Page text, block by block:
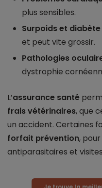
plus sensibles.
Surpoids et diabète
et peut vite grossir.
Pathologies
dystrophie
L’assurance santé
frais vétérinaires, que
un accident. Certaines
forfait prévention,
antiparasitaires et